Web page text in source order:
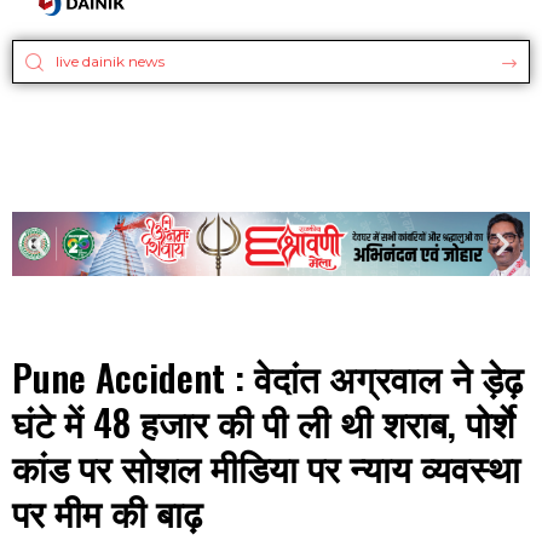
Pune Accident : वेदांत अग्रवाल ने ड़ेढ़
घंटे में 48 हजार की पी ली थी शराब, पोर्शे
कांड पर सोशल मीडिया पर न्याय व्यवस्था
पर मीम की बाढ़